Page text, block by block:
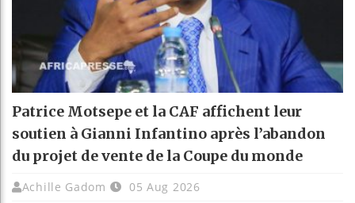
Patrice Motsepe et la CAF affichent leur
soutien à Gianni Infantino après l’abandon
du projet de vente de la Coupe du monde
Achille Gadom 05 Aug 2026